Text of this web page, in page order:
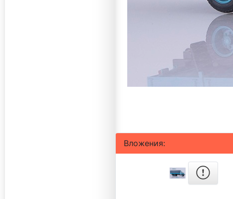
Вложения: